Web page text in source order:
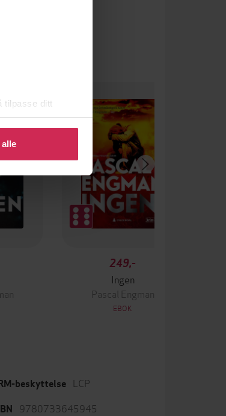
tilpasse ditt
ditt samtykke.
249,-
Ingen
Pascal Engman
EBOK
beskyttelse LCP
9780733645945